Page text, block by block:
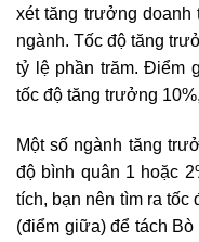
xét tăng trưởng doanh
ngành. Tốc độ tăng
tỷ lệ phần trăm. Điểm
tốc độ tăng trưởng
Một số ngành tăng
độ bình quân 1 hoặc
tích, bạn nên tìm ra
(điểm giữa) để tách